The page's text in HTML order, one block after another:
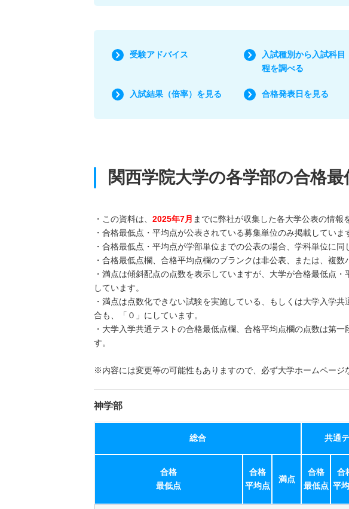
受験アドバイス
入試種別から入試科目
程を調べる
入試結果（倍率）を見る 合格発表日を見る
関西学院大学の各学部の合格
・この資料は、 2025年7月 までに弊社が収集した各大学公表の情報
・合格最低点・平均点が公表されている募集単位のみ掲載していま
・合格最低点・平均点が学部単位までの公表の場合、学科単位に同
・合格最低点欄、合格平均点欄のブランクは非公表、または、複数
・満点は傾斜配点の点数を表示していますが、大学が合格最低点
しています。
・満点は点数化できない試験を実施している、もしくは大学入学
合も、「０」にしています。
・大学入学共通テストの合格最低点欄、合格平均点欄の点数は第
す。
※内容には変更等の可能性もありますので、必ず大学ホームページ
神学部
総合 共通
合格
最低点
合格
平均点
満点
合格
最低点
合
平